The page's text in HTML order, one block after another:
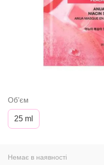
Об'єм
25 ml
Немає в наявності